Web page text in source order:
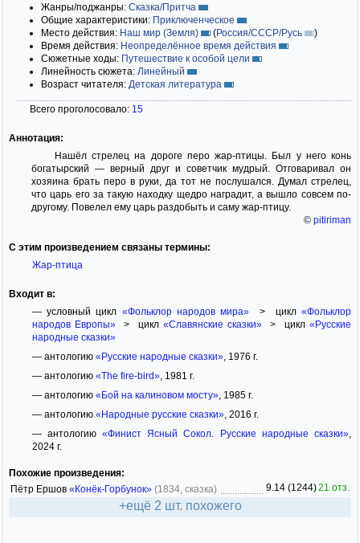
Жанры/поджанры: Сказка/Притча
Общие характеристики: Приключенческое
Место действия: Наш мир (Земля) (Россия/СССР/Русь
)
Время действия: Неопределённое время действия
Сюжетные ходы: Путешествие к особой цели
Линейность сюжета: Линейный
Возраст читателя: Детская литература
Всего проголосовало: 15
Аннотация:
Нашёл стрелец на дороге перо жар-птицы. Был у него конь
богатырский — верный друг и советчик мудрый. Отговаривал он
хозяина брать перо в руки, да тот не послушался. Думал стрелец,
что царь его за такую находку щедро наградит, а вышло совсем по-
другому. Повелел ему царь раздобыть и саму жар-птицу.
© pitiriman
С этим произведением связаны термины:
Жар-птица
Входит в:
— условный цикл «Фольклор народов мира» > цикл«Фольклор
народов Европы»> цикл «Славянские сказки» > цикл«Русские
народные сказки»
— антологию «Русские народные сказки», 1976 г.
— антологию «The fire-bird», 1981 г.
— антологию «Бой на калиновом мосту», 1985 г.
— антологию «Народные русские сказки», 2016 г.
— антологию«Финист Ясный Сокол. Русские народные сказки»
2024 г.
Похожие произведения:
Пётр Ершов «Конёк-Горбунок» (1834, сказка) 9.14 (1244)21 отз.
+ещё 2 шт. похожего